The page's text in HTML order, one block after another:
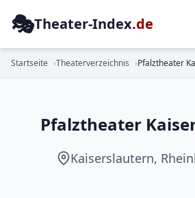
🎭Theater-Index.de
Startseite Theaterverzeichnis Pfalztheater
Pfalztheater
Kaiserslautern,